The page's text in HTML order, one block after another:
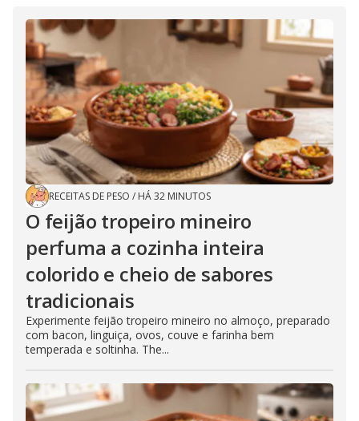
RECEITAS DE PESO / HÁ 32 MINUTOS
O feijão tropeiro mineiro
perfuma a cozinha inteira
colorido e cheio de sabores
tradicionais
Experimente feijão tropeiro mineiro no almoço, preparado
com bacon, linguiça, ovos, couve e farinha bem
temperada e soltinha. The...